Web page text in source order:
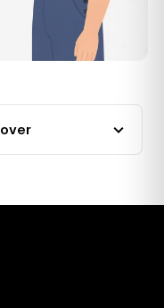
in Hannover fallend
im Jahr 2024.
sichert sich das
400 und
eher am oberen.
oder ein hoher
Den genauen